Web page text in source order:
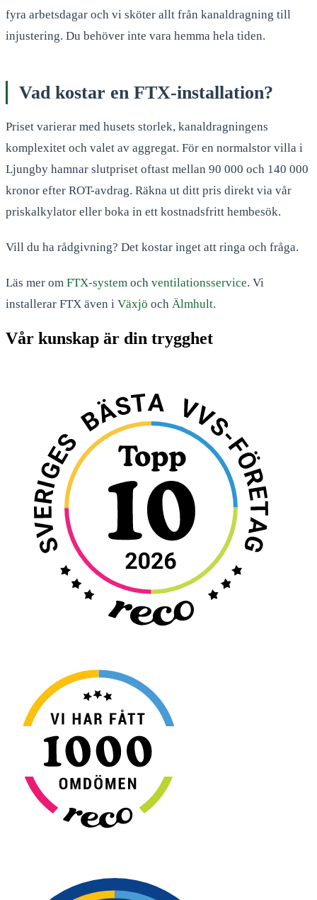
fyra arbetsdagar och vi sköter allt från kanaldragning till
injustering. Du behöver inte vara hemma hela tiden.
Vad kostar en FTX-installation?
Priset varierar med husets storlek, kanaldragningens
komplexitet och valet av aggregat. För en normalstor villa i
Ljungby hamnar slutpriset oftast mellan 90 000 och 140 000
kronor efter ROT-avdrag. Räkna ut ditt pris direkt via vår
priskalkylator eller boka in ett kostnadsfritt hembesök.
Vill du ha rådgivning? Det kostar inget att ringa och fråga.
Läs mer om FTX-system och ventilationsservice. Vi
installerar FTX även i Växjö och Älmhult.
Vår kunskap är din trygghet